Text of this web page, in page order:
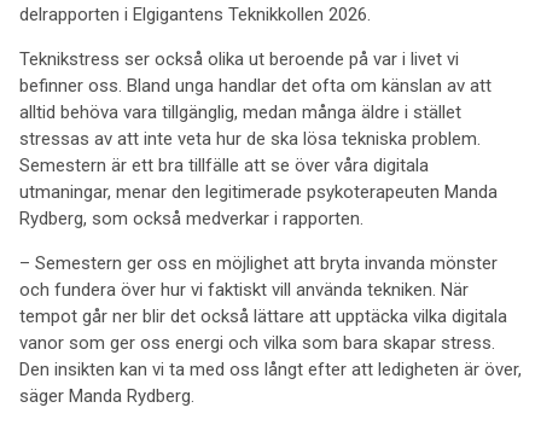
delrapporten i Elgigantens Teknikkollen 2026.
Teknikstress ser också olika ut beroende på var i livet vi
befinner oss. Bland unga handlar det ofta om känslan av att
alltid behöva vara tillgänglig, medan många äldre i stället
stressas av att inte veta hur de ska lösa tekniska problem.
Semestern är ett bra tillfälle att se över våra digitala
utmaningar, menar den legitimerade psykoterapeuten Manda
Rydberg, som också medverkar i rapporten.
– Semestern ger oss en möjlighet att bryta invanda mönster
och fundera över hur vi faktiskt vill använda tekniken. När
tempot går ner blir det också lättare att upptäcka vilka digitala
vanor som ger oss energi och vilka som bara skapar stress.
Den insikten kan vi ta med oss långt efter att ledigheten är över,
säger Manda Rydberg.